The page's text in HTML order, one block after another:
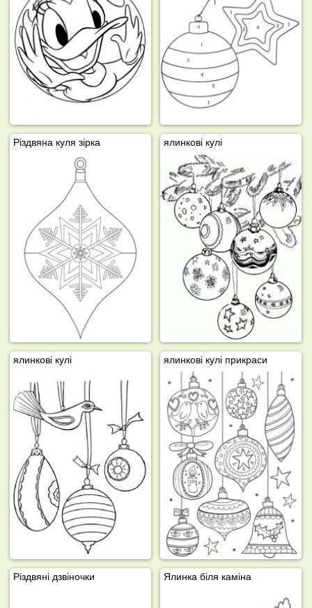
Різдвяна куля зірка ялинкові кулі
ялинкові кулі ялинкові кулі прикраси
Різдвяні дзвіночки Ялинка біля каміна